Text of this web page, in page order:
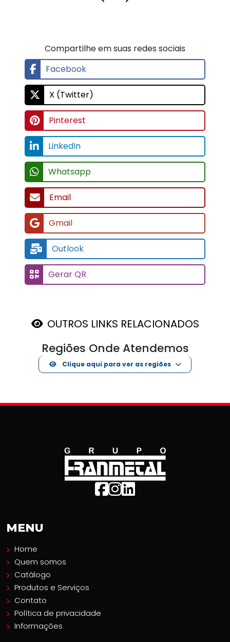
Compartilhe em suas redes sociais
Facebook
X (Twitter)
Pinterest
LinkedIn
Whatsapp
Email
Gmail
Outlook
Gerar QR
OUTROS LINKS RELACIONADOS
Regiões Onde Atendemos
Clique aqui para ver as regiões
MENU
Home
Quem somos
Catálogo
Produtos e Serviços
Contato
Política de privacidade
Informações